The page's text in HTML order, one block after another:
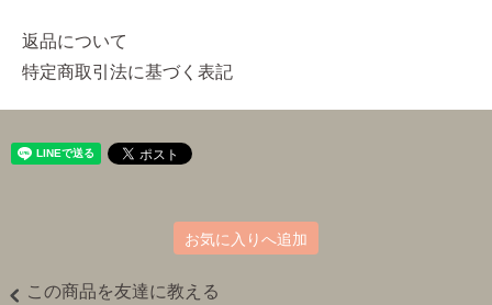
返品について
特定商取引法に基づく表記
お気に入りへ追加
この商品を友達に教える